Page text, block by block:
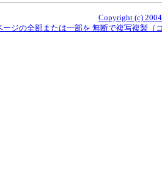
Copyright (c)
ージの全部または一部を 無断で複写複製（